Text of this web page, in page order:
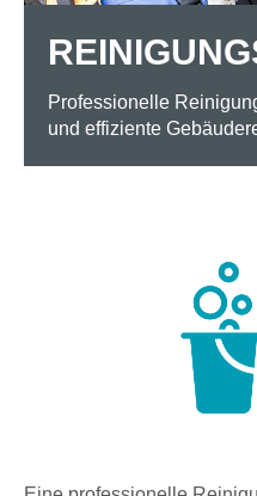
Professionelle
und effiziente